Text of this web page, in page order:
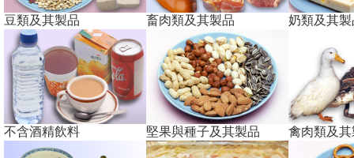
豆類及其製品 畜肉類及其製品 奶類及其製
不含酒精飲料 堅果與種子及其製品 禽肉類及